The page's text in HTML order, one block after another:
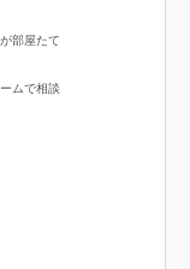
部屋たて
ムで相談